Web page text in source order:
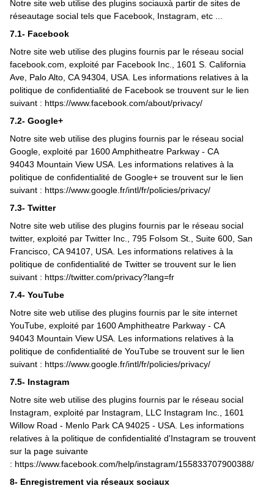
Notre site web utilise des plugins sociauxà partir de sites de
réseautage social tels que Facebook, Instagram, etc ...
7.1- Facebook
Notre site web utilise des plugins fournis par le réseau social
facebook.com, exploité par Facebook Inc., 1601 S. California
Ave, Palo Alto, CA 94304, USA. Les informations relatives à la
politique de confidentialité de Facebook se trouvent sur le lien
suivant : https://www.facebook.com/about/privacy/
7.2- Google+
Notre site web utilise des plugins fournis par le réseau social
Google, exploité par 1600 Amphitheatre Parkway - CA
94043 Mountain View USA. Les informations relatives à la
politique de confidentialité de Google+ se trouvent sur le lien
suivant : https://www.google.fr/intl/fr/policies/privacy/
7.3- Twitter
Notre site web utilise des plugins fournis par le réseau social
twitter, exploité par Twitter Inc., 795 Folsom St., Suite 600, San
Francisco, CA 94107, USA. Les informations relatives à la
politique de confidentialité de Twitter se trouvent sur le lien
suivant : https://twitter.com/privacy?lang=fr
7.4- YouTube
Notre site web utilise des plugins fournis par le site internet
YouTube, exploité par 1600 Amphitheatre Parkway - CA
94043 Mountain View USA. Les informations relatives à la
politique de confidentialité de YouTube se trouvent sur le lien
suivant : https://www.google.fr/intl/fr/policies/privacy/
7.5- Instagram
Notre site web utilise des plugins fournis par le réseau social
Instagram, exploité par Instagram, LLC Instagram Inc., 1601
Willow Road - Menlo Park CA 94025 - USA. Les informations
relatives à la politique de confidentialité d'Instagram se trouvent
sur la page suivante
: https://www.facebook.com/help/instagram/155833707900388/
8- Enregistrement via réseaux sociaux